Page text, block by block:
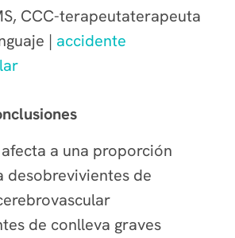
CCC-terapeutaterapeuta
| accidente
a una proporción
desobrevivientes de
de conlleva graves